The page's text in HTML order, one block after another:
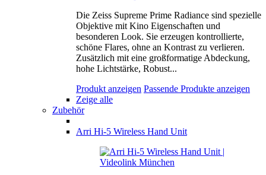
Die Zeiss Supreme Prime Radiance sind spezielle
Objektive mit Kino Eigenschaften und
besonderen Look. Sie erzeugen kontrollierte,
schöne Flares, ohne an Kontrast zu verlieren.
Zusätzlich mit eine großformatige Abdeckung,
hohe Lichtstärke, Robust...
Produkt anzeigen Passende Produkte anzeigen
Zeige alle
Zubehör
Arri Hi-5 Wireless Hand Unit